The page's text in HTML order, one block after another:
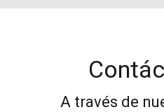
A través de